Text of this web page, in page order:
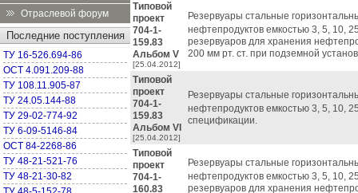
Отраслевой форум
Последние поступления
ТУ 16-526.694-86
ОСТ 4.091.209-88
ТУ 108.11.905-87
ТУ 24.05.144-88
ТУ 29-02-774-92
ТУ 6-09-5146-84
ОСТ 84-2268-86
ТУ 48-21-521-76
ТУ 48-21-30-82
Типовой
проект
704-1-
159.83
Альбом V
[25.04.2012]
Резервуары стальные
нефтепродуктов емкостью 3, 5, 10,
резервуаров для хранения
200 мм рт. ст. при подземной
Типовой
проект
704-1-
159.83
Альбом VI
[25.04.2012]
Резервуары стальные
нефтепродуктов емкостью 3, 5, 10,
спецификации.
Типовой
проект
704-1-
160.83
Резервуары стальные
нефтепродуктов емкостью 3, 5, 10,
резервуаров для хранения